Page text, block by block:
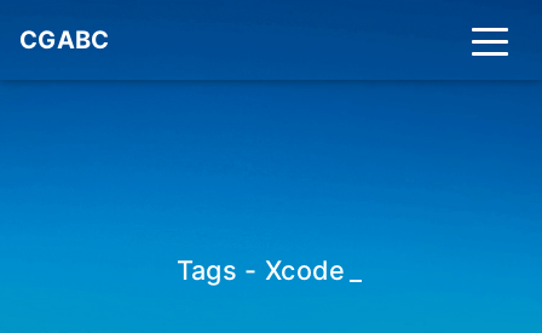
CGABC
Tags - Xcode